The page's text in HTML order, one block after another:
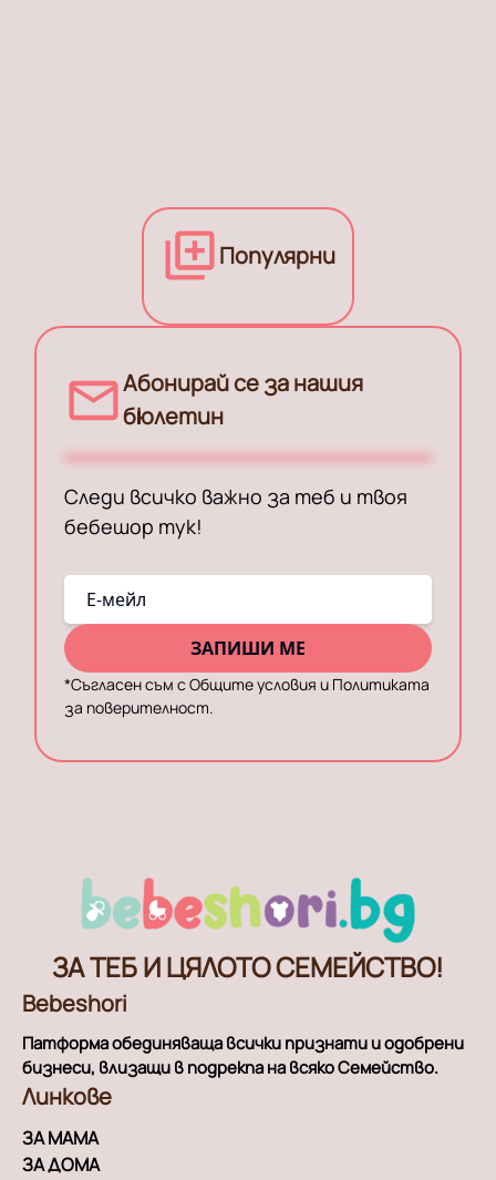
Популярни
Абонирай се за нашия
бюлетин
Следи всичко важно за теб и твоя
бебешор тук!
E-мейл
ЗАПИШИ МЕ
*Съгласен съм с Общите условия и Политиката
за поверителност.
ЗА ТЕБ И ЦЯЛОТО СЕМЕЙСТВО!
Bebeshori
Патформа обединяваща всички признати и одобрени
бизнеси, влизащи в подрекпа на всяко Семейство.
Линкове
ЗА МАМА
ЗА ДОМА